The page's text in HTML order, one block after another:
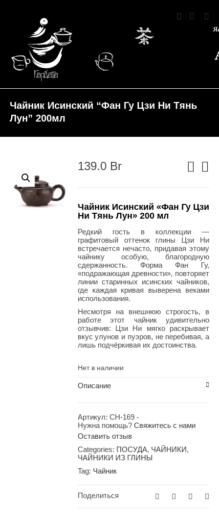
Чайник Исинский “Фан Гу Цзи Ни Тянь
Лун” 200мл
139.0 Br
Чайник Исинский «Фан Гу Цзи
Ни Тянь Лун» 200 мл
Редкий гость в коллекции —
графитовый оттенок глины Цзи Ни
встречается нечасто, придавая этому
чайнику особую, благородную
сдержанность. Форма Фан Гу,
«подражающая древности», повторяет
линии старинных исинских чайников,
где каждая кривая выверена веками
использования.
Несмотря на внешнюю строгость, в
работе этот чайник удивительно
отзывчив: Цзи Ни мягко раскрывает
вкус улунов и пуэров, не перебивая, а
лишь подчёркивая их достоинства.
Нет в наличии
Описание
Артикул: CH-169-
Нужна помощь? Свяжитесь с нами
Оставить отзыв
Categories: ПОСУДА, ЧАЙНИКИ,
ЧАЙНИКИ ИЗ ГЛИНЫ
Tag: Чайник
Поделиться